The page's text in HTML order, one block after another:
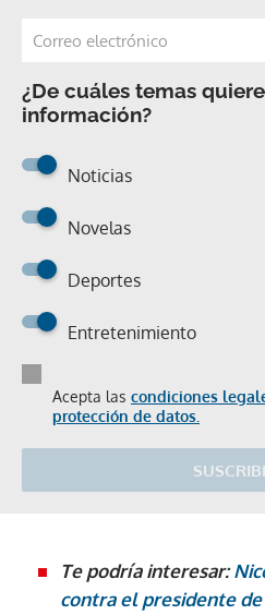
¿De cuáles temas
información?
Noticias
Novelas
Deportes
Entretenimiento
Acepta las condiciones
protección de datos.
Te podría interesar:
contra el presidente de